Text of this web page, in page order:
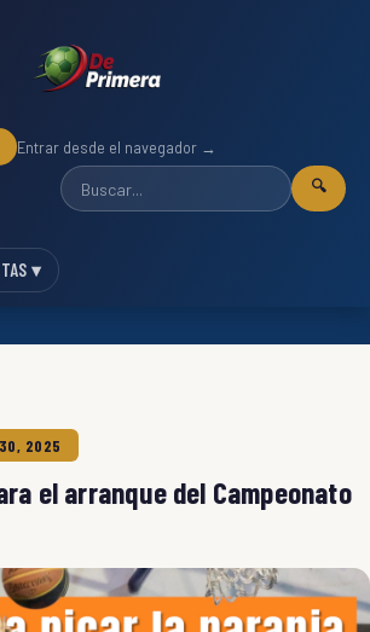
Entrar desde el navegador →
🔍
▾
30, 2025
el arranque del Campeonato